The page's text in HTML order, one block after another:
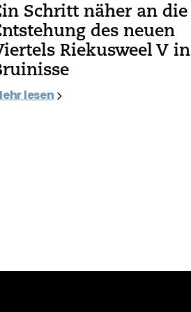
Schritt näher an die
des neuen
Riekusweel V in
lesen